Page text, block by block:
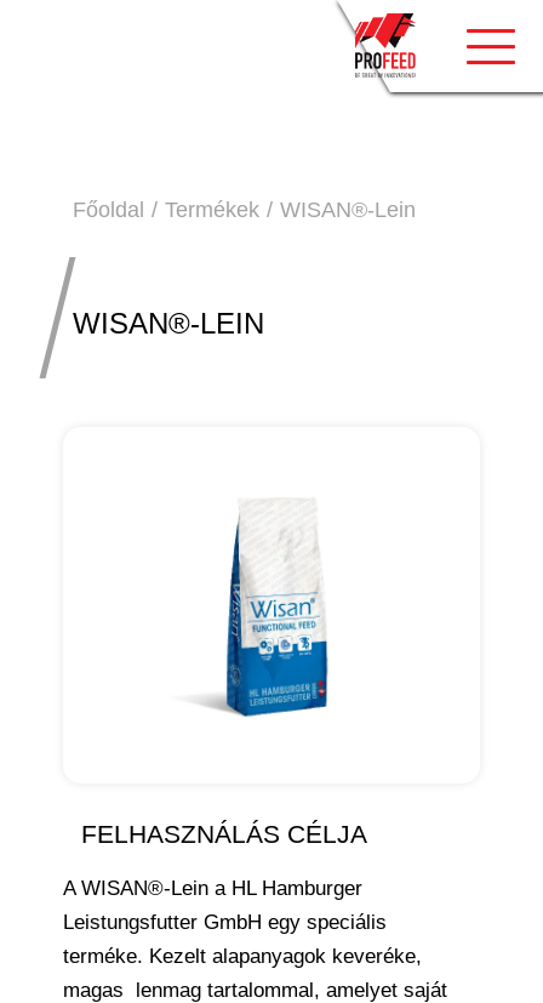
Főoldal Termékek WISAN®-Lein
WISAN®-LEIN
FELHASZNÁLÁS CÉLJA
A WISAN®-Lein a HL Hamburger
Leistungsfutter GmbH egy speciális
terméke. Kezelt alapanyagok keveréke,
magas lenmag tartalommal, amelyet saját